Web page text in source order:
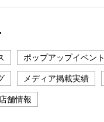
ポップアップイベント
メディア掲載実績
店舗情報